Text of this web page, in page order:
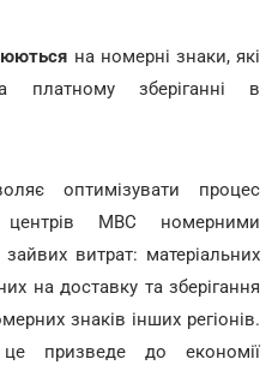
на номерні знаки, які
платному зберіганні в
оптимізувати процес
центрів МВС номерними
витрат: матеріальних
на доставку та зберігання
знаків інших регіонів.
це призведе до економії